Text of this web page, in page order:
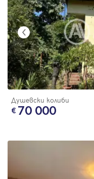
Душевски колиби
70 000